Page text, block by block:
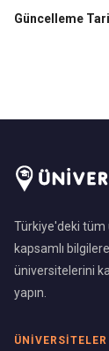
Güncelleme
Türkiye'deki tüm
kapsamlı
üniversitelerini
yapın.
ÜNIVERSITELER